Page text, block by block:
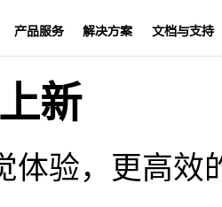
产品服务 解决方案 文档与支持
新
体验，更高效